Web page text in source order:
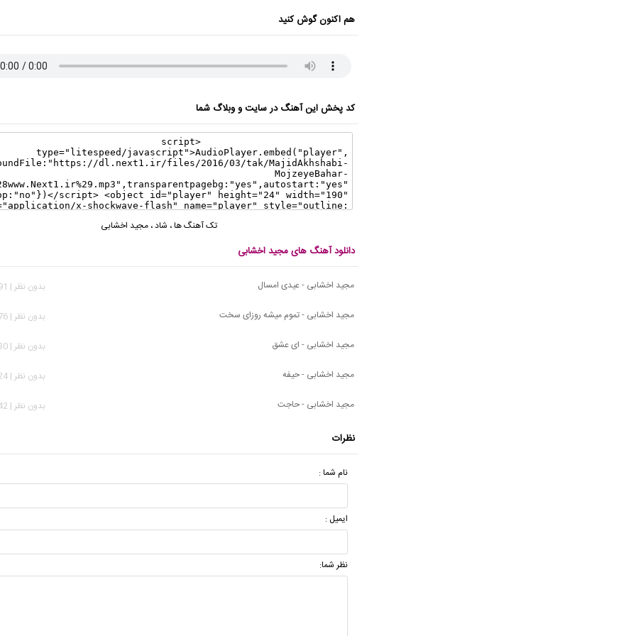
هم اکنون گوش کنید
کد پخش این آهنگ در سایت و وبلاگ شما
تک آهنگ ها، شاد، مجید اخشابی
دانلود آهنگ های مجید اخشابی
مجید اخشابی - عیدی امسال
بدون نظر | 1,791 بازدید
مجید اخشابی - تموم میشه روزای سخت
بدون نظر | 4,276 بازدید
مجید اخشابی - ای عشق
بدون نظر | 3,530 بازدید
مجید اخشابی - حیفه
بدون نظر | 2,324 بازدید
مجید اخشابی - حاجت
بدون نظر | 2,442 بازدید
نظرات
نام شما :
ایمیل :
نظر شما: